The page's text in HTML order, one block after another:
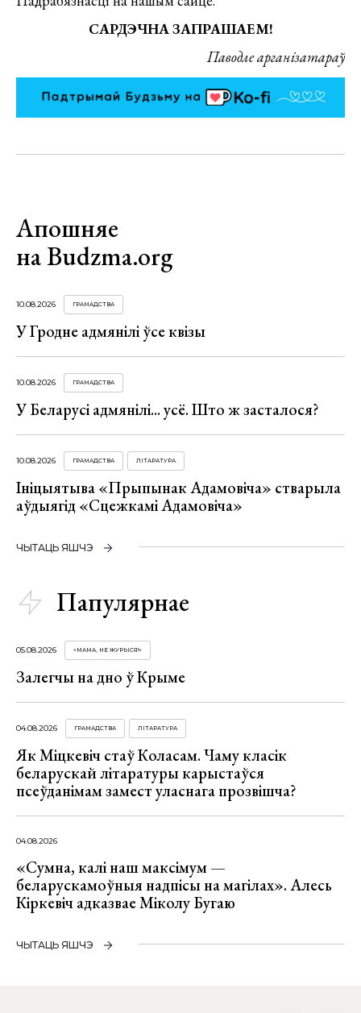
САРДЭЧНА ЗАПРАШАЕМ!
Паводле арганізатараў
Апошняе
на Budzma.org
10.08.2026 ГРАМАДСТВА
У Гродне адмянілі ўсе квізы
10.08.2026 ГРАМАДСТВА
У Беларусі адмянілі... усё. Што ж засталося?
10.08.2026 ГРАМАДСТВА ЛІТАРАТУРА
Ініцыятыва «Прыпынак Адамовіча» стварыла
аўдыягід «Сцежкамі Адамовіча»
ЧЫТАЦЬ ЯШЧЭ
Папулярнае
05.08.2026 «МАМА, НЕ ЖУРЫСЯ!»
Залегчы на дно ў Крыме
04.08.2026 ГРАМАДСТВА ЛІТАРАТУРА
Як Міцкевіч стаў Коласам. Чаму класік
беларускай літаратуры карыстаўся
псеўданімам замест уласнага прозвішча?
04.08.2026
«Сумна, калі наш максімум —
беларускамоўныя надпісы на магілах». Алесь
Кіркевіч адказвае Міколу Бугаю
ЧЫТАЦЬ ЯШЧЭ